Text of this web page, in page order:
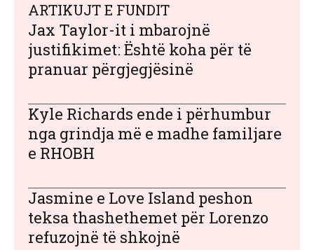
ARTIKUJT E FUNDIT
Jax Taylor-it i mbarojnë
justifikimet: Është koha për të
pranuar përgjegjësinë
Kyle Richards ende i përhumbur
nga grindja më e madhe familjare
e RHOBH
Jasmine e Love Island peshon
teksa thashethemet për Lorenzo
refuzojnë të shkojnë